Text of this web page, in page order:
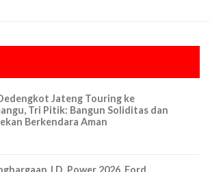
Jateng Touring ke
Tri Pitik: Bangun Soliditas dan
Berkendara Aman
J.D. Power 2026, Ford